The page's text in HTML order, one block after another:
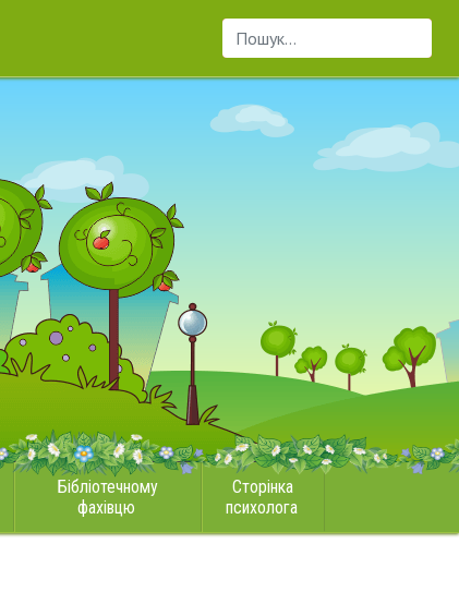
Пошук...
Бібліотечному
фахівцю
Сторінка
психолога